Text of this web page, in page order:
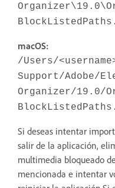
macOS:
/Users/
Support/Adobe/
Organizer/19.0/
Si deseas intentar
salir de la aplicación,
multimedia bloqueado
mencionada e intentar